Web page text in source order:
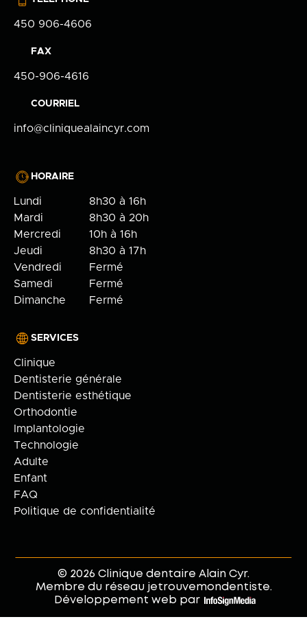
450 906-4606
FAX
450-906-4616
COURRIEL
info@cliniquealaincyr.com
HORAIRE
Lundi
8h30 à 16h
Mardi
8h30 à 20h
Mercredi
10h à 16h
Jeudi
8h30 à 17h
Vendredi
Fermé
Samedi
Fermé
Dimanche
Fermé
SERVICES
Clinique
Dentisterie générale
Dentisterie esthétique
Orthodontie
Implantologie
Technologie
Adulte
Enfant
FAQ
Politique de confidentialité
© 2026 Clinique dentaire Alain Cyr.
Membre du réseau jetrouvemondentiste.
Développement web par
.